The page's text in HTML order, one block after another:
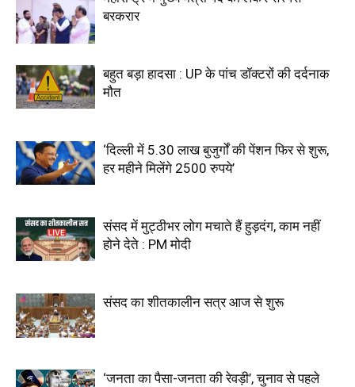
बरकरार
बहुत बड़ा हादसा : UP के पांच डॉक्टरों की दर्दनाक
मौत
‘दिल्ली में 5.30 लाख बुजुर्गों की पेंशन फिर से शुरू,
हर महीने मिलेंगे 2500 रुपये’
संसद में मुट्ठीभर लोग मचाते हैं हुड़दंग, काम नहीं
होने देते : PM मोदी
संसद का शीतकालीन सत्र आज से शुरू
‘जनता का पैसा-जनता की रेवड़ी’, चुनाव से पहले